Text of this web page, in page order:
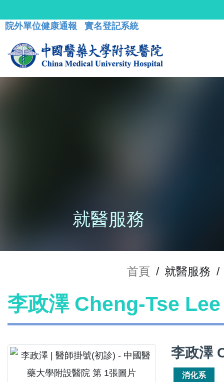
院外單位健康通報 實名登記系統
就醫服務
首頁 / 就醫服務 /
李政澤 Cheng-Tse
李政澤
消化系